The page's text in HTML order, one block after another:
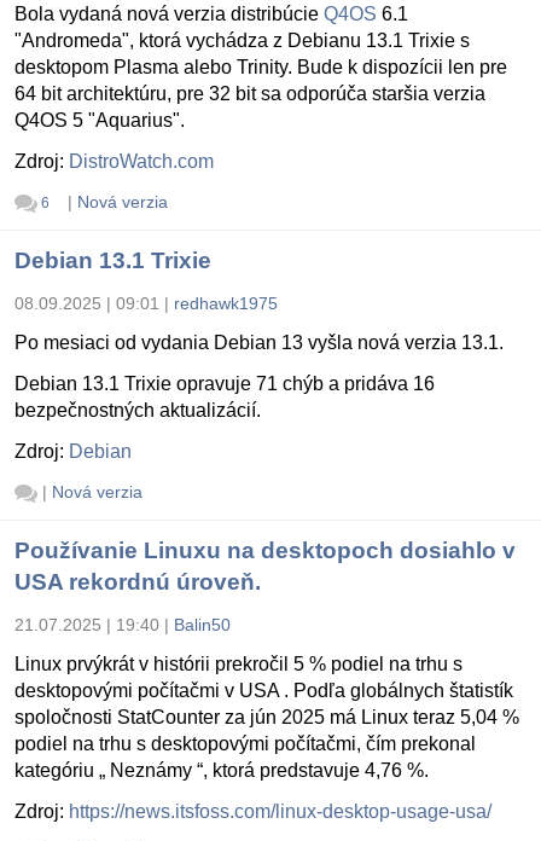
Bola vydaná nová verzia distribúcie Q4OS 6.1
"Andromeda", ktorá vychádza z Debianu 13.1 Trixie s
desktopom Plasma alebo Trinity. Bude k dispozícii len pre
64 bit architektúru, pre 32 bit sa odporúča staršia verzia
Q4OS 5 "Aquarius".
Zdroj: DistroWatch.com
6 | Nová verzia
Debian 13.1 Trixie
08.09.2025 | 09:01 | redhawk1975
Po mesiaci od vydania Debian 13 vyšla nová verzia 13.1.
Debian 13.1 Trixie opravuje 71 chýb a pridáva 16
bezpečnostných aktualizácií.
Zdroj: Debian
| Nová verzia
Používanie Linuxu na desktopoch dosiahlo v
USA rekordnú úroveň.
21.07.2025 | 19:40 | Balin50
Linux prvýkrát v histórii prekročil 5 % podiel na trhu s
desktopovými počítačmi v USA . Podľa globálnych štatistík
spoločnosti StatCounter za jún 2025 má Linux teraz 5,04 %
podiel na trhu s desktopovými počítačmi, čím prekonal
kategóriu „ Neznámy “, ktorá predstavuje 4,76 %.
Zdroj: https://news.itsfoss.com/linux-desktop-usage-usa/